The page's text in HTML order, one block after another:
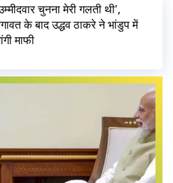
चुनना मेरी गलती थी',
के बाद उद्धव ठाकरे ने भांडुप में
माफी